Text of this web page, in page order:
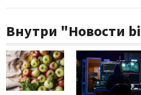
Внутри "Новости